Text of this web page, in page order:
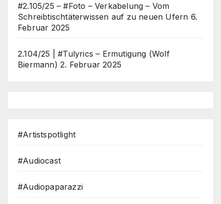
#2.105/25 – #Foto – Verkabelung – Vom
Schreibtischtäterwissen auf zu neuen Ufern 6.
Februar 2025
2.104/25 | #Tulyrics – Ermutigung (Wolf
Biermann) 2. Februar 2025
#Artistspotlight
#Audiocast
#Audiopaparazzi